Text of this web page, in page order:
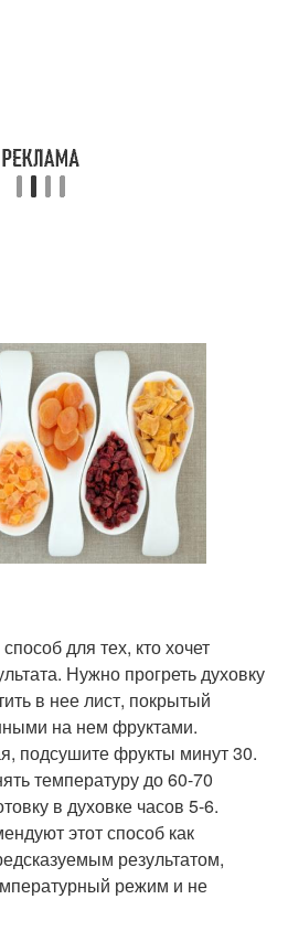
для тех, кто хочет
Нужно прогреть духовку
в нее лист, покрытый
на нем фруктами.
подсушите фрукты минут 30.
температуру до 60-70
в духовке часов 5-6.
этот способ как
результатом,
режим и не